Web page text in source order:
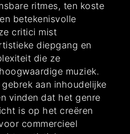
ritmes, ten koste
betekenisvolle
critici mist
diepgang en
die ze
muziek.
aan inhoudelijke
vinden dat het genre
is op het creëren
commercieel